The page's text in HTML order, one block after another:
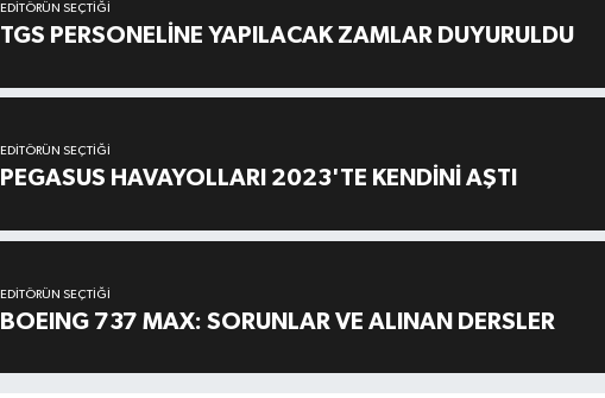
EDITÖRÜN SEÇTIĞI
TGS PERSONELİNE YAPILACAK ZAMLAR DUYURULDU
EDITÖRÜN SEÇTIĞI
PEGASUS HAVAYOLLARI 2023'TE KENDİNİ AŞTI
EDITÖRÜN SEÇTIĞI
BOEING 737 MAX: SORUNLAR VE ALINAN DERSLER